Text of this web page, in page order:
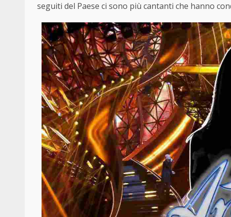
seguiti del Paese ci sono più cantanti che hanno